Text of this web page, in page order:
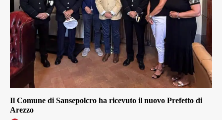
Il Comune di Sansepolcro ha ricevuto il nuovo Prefetto di
Arezzo